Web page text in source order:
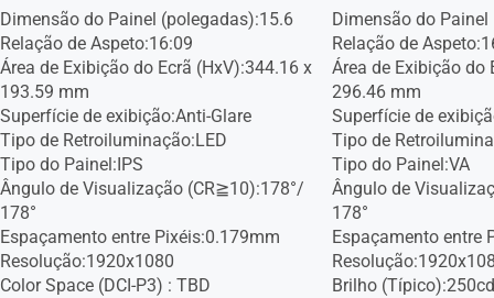
Dimensão do Painel (polegadas):15.6
Relação de Aspeto:16:09
Área de Exibição do Ecrã (HxV):344.16 x
193.59 mm
Superfície de exibição:Anti-Glare
Tipo de Retroiluminação:LED
Tipo do Painel:IPS
Ângulo de Visualização (CR≧10):178°/
178°
Espaçamento entre Pixéis:0.179mm
Resolução:1920x1080
Color Space (DCI-P3) : TBD
Dimensão do
Relação de
Área de Exibição do
296.46 mm
Superfície de
Tipo de
Tipo do Painel:VA
Ângulo de
178°
Espaçamento entre
Brilho